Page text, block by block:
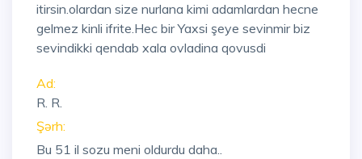
itirsin.olardan size nurlana kimi adamlardan hecne
gelmez kinli ifrite.Hec bir Yaxsi şeye sevinmir biz
sevindikki qendab xala ovladina qovusdi
Ad:
R. R.
Şərh:
Bu 51 il sozu meni oldurdu daha..